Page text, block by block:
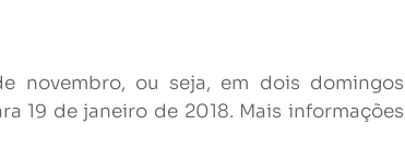
novembro, ou seja, em dois domingos
19 de janeiro de 2018. Mais informações